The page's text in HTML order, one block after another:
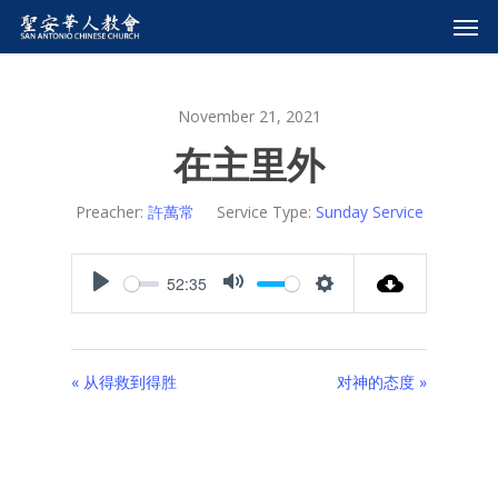
November 21, 2021
在主里外
Preacher: 許萬常 Service Type: Sunday Service
52:35
« 从得救到得胜 对神的态度 »